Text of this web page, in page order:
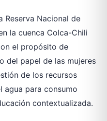
Reserva Nacional de
la cuenca Colca-Chili
el propósito de
del papel de las mujeres
de los recursos
agua para consumo
contextualizada.